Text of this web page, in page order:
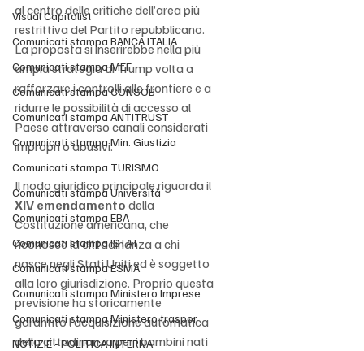
Visual Capitalist
Comunicati stampa BANCA ITALIA
Comunicati stampa MEF
Comunicati stampa CONSOB
Comunicati stampa ANTITRUST
Comunicati stampa Min. Giustizia
Comunicati stampa TURISMO
Comunicati stampa Università
Comunicati stampa EBA
Comunicati stampa ISTAT
Comunicati stampa ESMA
Comunicati stampa Ministero Imprese
Comunicati stampa Ministero traspor
NOTIZIE - POLITICA INTERNA
al centro delle critiche dell’area più
restrittiva del Partito repubblicano.
La proposta si inserirebbe nella più
ampia strategia di Trump volta a
rafforzare i controlli alle frontiere e a
ridurre le possibilità di accesso al
Paese attraverso canali considerati
impropri o abusivi.
Il nodo giuridico principale riguarda il
XIV emendamento della
Costituzione americana, che
riconosce la cittadinanza a chi
nasce negli Stati Uniti ed è soggetto
alla loro giurisdizione. Proprio questa
previsione ha storicamente
garantito l’acquisizione automatica
della cittadinanza per i bambini nati